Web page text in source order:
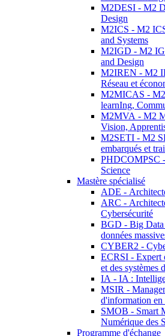
M2DESI - M2
Design
M2ICS - M2
and Systems
M2IGD - M2
and Design
M2IREN - M2
Réseau et
M2MICAS -
learnIng,
M2MVA - M2
Vision,
M2SETI - M2
embarqués et
PHDCOMPSC
Science
Mastère spécialisé
ADE -
ARC -
Cybersécurité
BGD - Big Data
données
CYBER2 -
ECRSI - Expert
et des systèmes
IA - IA :
MSIR -
d'information en
SMOB - Smart
Numérique des
Programme d'échange